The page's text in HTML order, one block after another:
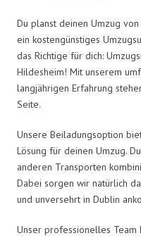
Du planst deinen Umzug
ein kostengünstiges
das Richtige für dich:
Hildesheim! Mit unserem
langjährigen Erfahrung
Seite.
Unsere Beiladungsoption
Lösung für deinen Umzug.
anderen Transporten
Dabei sorgen wir natürlich
und unversehrt in Dublin
Unser professionelles Team